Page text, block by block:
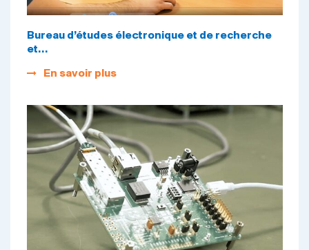
Bureau d’études électronique et de recherche
et…
En savoir plus